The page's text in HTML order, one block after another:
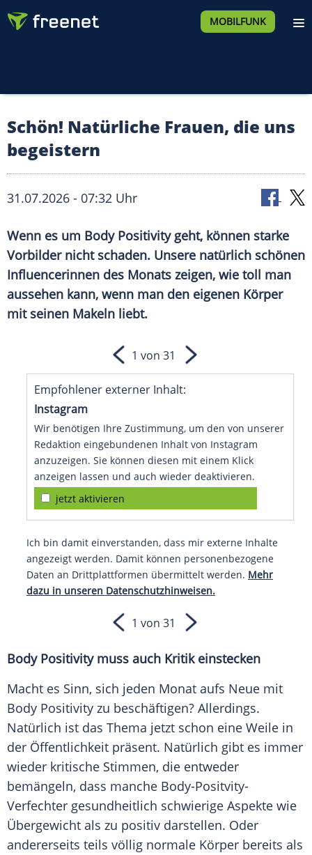
MOBILFUNK
Schön! Natürliche Frauen, die uns
begeistern
31.07.2026 - 07:32 Uhr
Wenn es um Body Positivity geht, können starke
Vorbilder nicht schaden. Unsere natürlich schönen
Influencerinnen des Monats zeigen, wie toll man
aussehen kann, wenn man den eigenen Körper
mit seinen Makeln liebt.
Empfohlener externer Inhalt:
Instagram
Wir benötigen Ihre Zustimmung, um den von unserer
Redaktion eingebundenen Inhalt von Instagram
anzuzeigen. Sie können diesen mit einem Klick
anzeigen lassen und auch wieder deaktivieren.
jetzt aktivieren
Ich bin damit einverstanden, dass mir externe Inhalte
angezeigt werden. Damit können personenbezogene
Daten an Drittplattformen übermittelt werden. Mehr
dazu in unseren Datenschutzhinweisen.
1 von 31
1 von 31
Body Positivity muss auch Kritik einstecken
Macht es Sinn, sich jeden Monat aufs Neue mit
Body Positivity zu beschäftigen? Allerdings.
Natürlich ist das Thema jetzt schon eine Weile in
der Öffentlichkeit präsent. Natürlich gibt es immer
wieder kritische Stimmen, die entweder
bemängeln, dass manche Body-Positvity-
Verfechter gesundheitlich schwierige Aspekte wie
Übergewicht als zu positiv darstellen. Oder
andererseits teils völlig normale Körper bereits als